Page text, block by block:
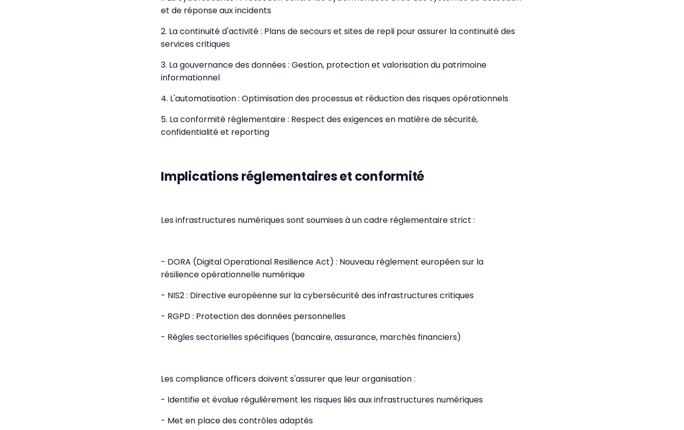
et de réponse aux incidents
2. La continuité d'activité : Plans de secours et sites de repli pour assurer la continuité des
services critiques
3. La gouvernance des données : Gestion, protection et valorisation du patrimoine
informationnel
4. L'automatisation : Optimisation des processus et réduction des risques opérationnels
5. La conformité réglementaire : Respect des exigences en matière de sécurité,
confidentialité et reporting
Implications réglementaires et conformité
Les infrastructures numériques sont soumises à un cadre réglementaire strict :
- DORA (Digital Operational Resilience Act) : Nouveau règlement européen sur la
résilience opérationnelle numérique
- NIS2 : Directive européenne sur la cybersécurité des infrastructures critiques
- RGPD : Protection des données personnelles
- Règles sectorielles spécifiques (bancaire, assurance, marchés financiers)
Les compliance officers doivent s'assurer que leur organisation :
- Identifie et évalue régulièrement les risques liés aux infrastructures numériques
- Met en place des contrôles adaptés